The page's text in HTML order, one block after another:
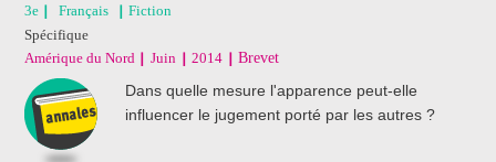
3e Français
Fiction
Spécifique
Amérique du Nord
Juin 2014 Brevet
Dans quelle mesure l'apparence peut-elle
influencer le jugement porté par les autres ?